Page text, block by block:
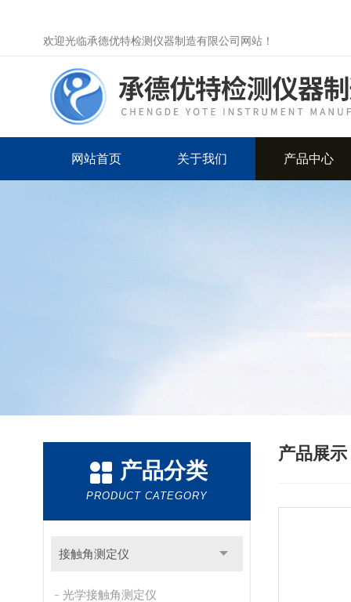
欢迎光临承德优特检测仪器制造有限公司网站！
网站首页 关于我们 产品中心
产品分类
PRODUCT CATEGORY
接触角测定仪
光学接触角测定仪
产品展示